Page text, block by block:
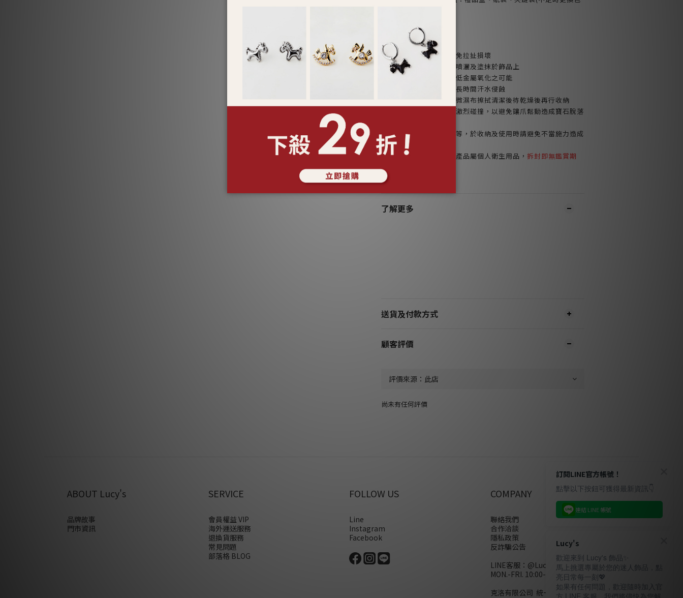
產品注意事項：
*請勿配戴飾品入睡，避免拉扯損壞
*請勿將香水或化學物品噴灑及塗抹於飾品上
*請乾燥密封收納，以減低金屬氧化之可能
*合金材質請避免肥皂或長時間汗水侵蝕
*飾品遭遇汗水時，請以微濕布擦拭清潔後待乾燥後再行收納
*鑲工寶石類產品請避免激烈碰撞，以避免鑲爪鬆動造成寶石脫落
*特殊製程之鍊身如蛇鍊等，於收納及使用時請避免不當施力造成
無法復原之折損
*依照消保法，針式耳環產品屬個人衛生用品， 拆封即無鑑賞期
了解更多
送貨及付款方式
顧客評價
尚未有任何評價
ABOUT Lucy's
品牌故事
門市資訊
SERVICE
會員權益 VIP
海外運送服務
退換貨服務
常見問題
部落格 BLOG
FOLLOW US
Line
Instagram
Facebook
COMPANY
聯絡我們
合作洽談
隱私政策
反詐騙公告
LINE客服： @Lucys
MON.-FRI. 10:00-18:00(不含例假日)
克洛有限公司 統一編號28858320
訂閱LINE官方帳號！
點擊以下按鈕可獲得最新資訊👇
連結 LINE 帳號
Lucy's
歡迎來到 Lucy's 飾品✨
馬上挑選專屬於您的迷人飾品，點
亮日常每一刻💖
如果有任何問題，歡迎隨時加入官
方 LINE 客服，我們將儘快為您解